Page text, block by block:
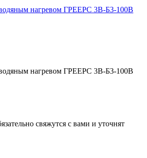
водяным нагревом ГРЕЕРС 3В-Б3-100В
водяным нагревом ГРЕЕРС 3В-Б3-100В
свяжутся с вами и уточнят